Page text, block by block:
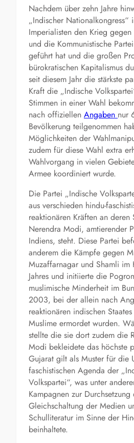
Nachdem über zehn Jahre
„Indischer Nationalkongress“
Imperialisten den Krieg
und die Kommunistische
geführt hat und die großen
bürokratischen Kapitalismus
seit diesem Jahr die stärkste
Kraft die „Indische
Stimmen in einer Wahl
nach offiziellen Angaben nur
Bevölkerung teilgenommen
Möglichkeiten der
zudem für diese Wahl extra
Wahlvorgang in vielen
Armee koordiniert wurde.
Die Partei „Indische
aus verschieden hindu-
reaktionären Kräften an deren
Nerendra Modi, amtierender
Indiens, steht. Diese Partei
anderem die Kämpfe gegen
Muzaffarnagar und Shamli im
Jahres und initiierte die
muslimische Minderheit im
2003, bei der allein nach
reaktionären indischen
Muslime ermordet wurden.
stellte die sie dort zudem die
Modi bekleidete das höchste
Gujarat gilt als Muster für die
faschistischen Agenda der
Volkspartei“, was unter
Kampagnen zur Durchsetzung
Gleichschaltung der Medien
Schulliteratur im Sinne der
beinhaltete.